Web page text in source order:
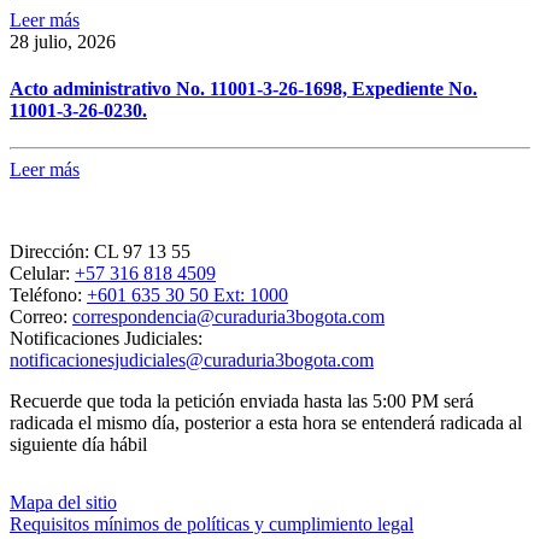
Leer más
28 julio, 2026
Acto administrativo No. 11001-3-26-1698, Expediente No.
11001-3-26-0230.
Leer más
Dirección: CL 97 13 55
Celular: +57 316 818 4509
Teléfono: +601 635 30 50 Ext: 1000
Correo: correspondencia@curaduria3bogota.com
Notificaciones Judiciales:
notificacionesjudiciales@curaduria3bogota.com
Recuerde que toda la petición enviada hasta las 5:00 PM será
radicada el mismo día, posterior a esta hora se entenderá radicada al
siguiente día hábil
Mapa del sitio
Requisitos mínimos de políticas y cumplimiento legal